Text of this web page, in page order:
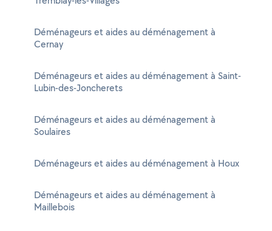
Déménageurs et aides au déménagement à
Cernay
Déménageurs et aides au déménagement à Saint-
Lubin-des-Joncherets
Déménageurs et aides au déménagement à
Soulaires
Déménageurs et aides au déménagement à Houx
Déménageurs et aides au déménagement à
Maillebois